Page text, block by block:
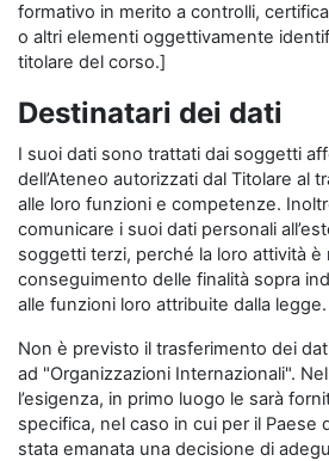
formativo in merito a controlli,
o altri elementi oggettivamente
titolare del corso.]
Destinatari dei dati
I suoi dati sono trattati dai soggetti
dell’Ateneo autorizzati dal Titolare al
alle loro funzioni e competenze.
comunicare i suoi dati personali
soggetti terzi, perché la loro attività è
conseguimento delle finalità sopra
alle funzioni loro attribuite dalla legge.
Non è previsto il trasferimento dei
ad "Organizzazioni Internazionali".
l’esigenza, in primo luogo le sarà
specifica, nel caso in cui per il Paese
stata emanata una decisione di